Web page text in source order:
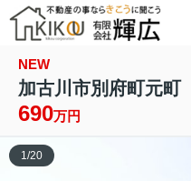
NEW
加古川市別府町元
690万円
1/20